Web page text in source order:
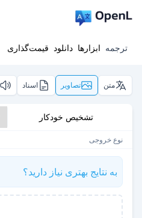
ترجمه ابزارها دانلود قیمت‌گذاری
متن تصاویر اسناد
تشخیص خودکار
نوع خروجی
به نتایج بهتری نیاز دارید؟